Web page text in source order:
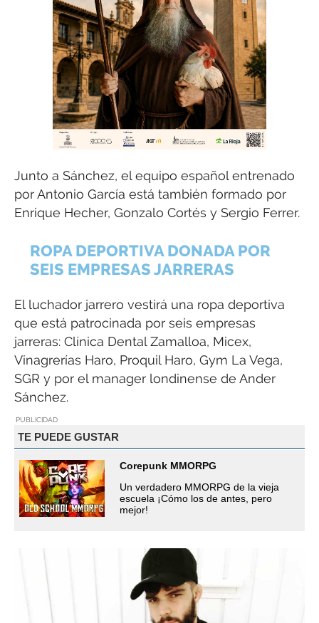
Junto a Sánchez, el equipo español entrenado
por Antonio García está también formado por
Enrique Hecher, Gonzalo Cortés y Sergio Ferrer.
ROPA DEPORTIVA DONADA POR
SEIS EMPRESAS JARRERAS
El luchador jarrero vestirá una ropa deportiva
que está patrocinada por seis empresas
jarreras: Clínica Dental Zamalloa, Micex,
Vinagrerías Haro, Proquil Haro, Gym La Vega,
SGR y por el manager londinense de Ander
Sánchez.
PUBLICIDAD
TE PUEDE GUSTAR
Corepunk MMORPG
Un verdadero MMORPG de la vieja
escuela ¡Cómo los de antes, pero
mejor!